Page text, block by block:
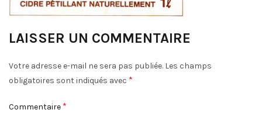
LAISSER UN COMMENTAIRE
Votre adresse e-mail ne sera pas publiée. Les champs
obligatoires sont indiqués avec *
Commentaire *